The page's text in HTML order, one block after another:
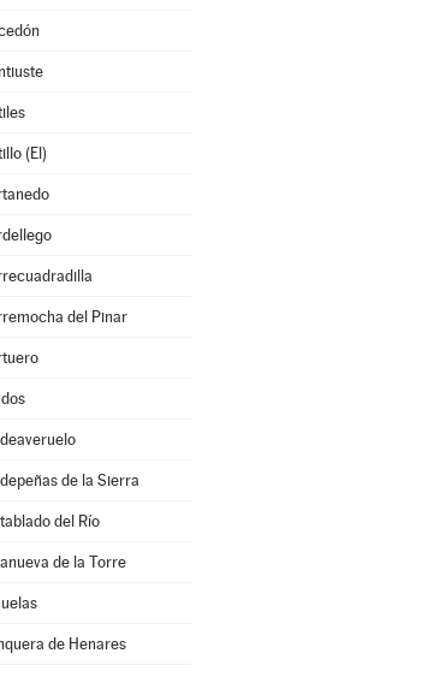
(El)
del Pinar
de la Sierra
del Río
de la Torre
de Henares